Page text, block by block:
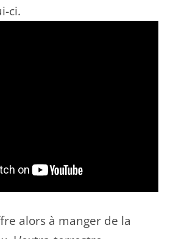
ci.
alors à manger de la